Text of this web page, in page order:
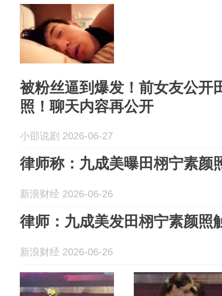
被粉丝逼到爆发！前女友公开
照！聊天内容再公开
小邵说剧 2026-06-27
律师称：九成美曝田栩宁素颜
新浪财经 2026-06-26
律师：九成美发田栩宁素颜照
新浪财经 2026-06-26